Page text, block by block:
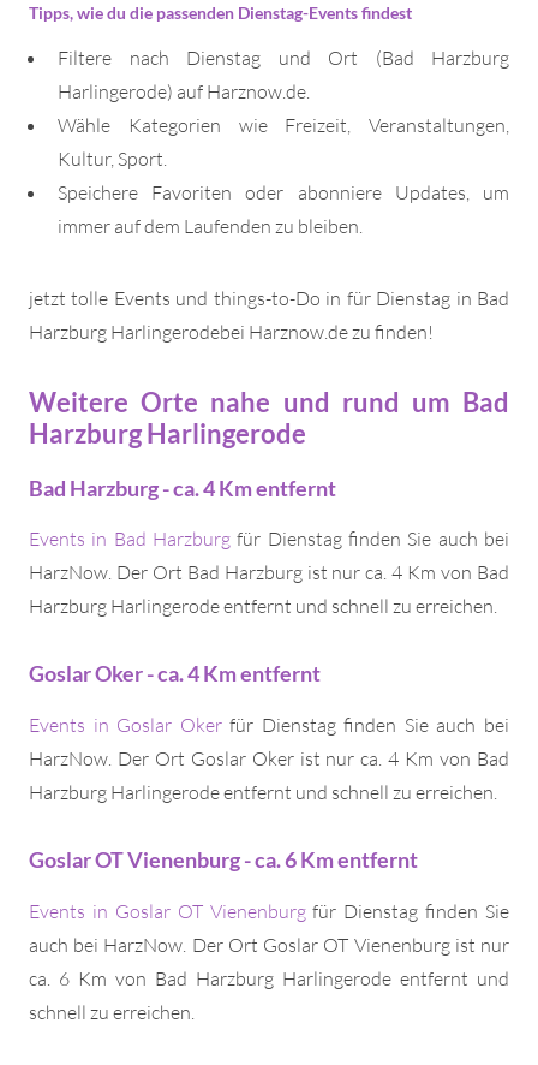
Tipps, wie du die passenden Dienstag-Events findest
Filtere nach Dienstag und Ort (Bad Harzburg
Harlingerode) auf Harznow.de.
Wähle Kategorien wie Freizeit, Veranstaltungen,
Kultur, Sport.
Speichere Favoriten oder abonniere Updates, um
immer auf dem Laufenden zu bleiben.
jetzt tolle Events und things-to-Do in für Dienstag in Bad
Harzburg Harlingerodebei Harznow.de zu finden!
Weitere Orte nahe und rund um Bad
Harzburg Harlingerode
Bad Harzburg - ca. 4 Km entfernt
Events in Bad Harzburg für Dienstag finden Sie auch bei
HarzNow. Der Ort Bad Harzburg ist nur ca. 4 Km von Bad
Harzburg Harlingerode entfernt und schnell zu erreichen.
Goslar Oker - ca. 4 Km entfernt
Events in Goslar Okerfür Dienstag finden Sie auch bei
HarzNow. Der Ort Goslar Oker ist nur ca. 4 Km von Bad
Harzburg Harlingerode entfernt und schnell zu erreichen.
Goslar OT Vienenburg - ca. 6 Km entfernt
Events in Goslar OT Vienenburgfür Dienstag finden Sie
auch bei HarzNow. Der Ort Goslar OT Vienenburg ist nur
ca. 6 Km von Bad Harzburg Harlingerode entfernt und
schnell zu erreichen.